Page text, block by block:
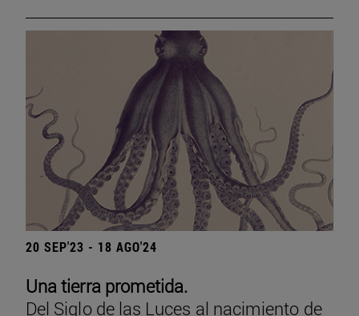
20 SEP'23 - 18 AGO'24
Una tierra prometida.
Del Siglo de las Luces al nacimiento de